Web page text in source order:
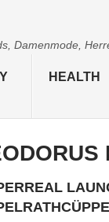
Damenmode,
HEALTH